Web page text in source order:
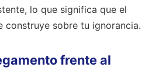
lo que significa que el
construye sobre tu ignorancia.
frente al